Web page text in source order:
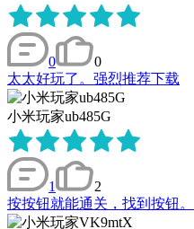
0
0
太太好玩了。强烈推荐下载
小米玩家ub485G
1
2
按按钮就能通关，找到按钮。